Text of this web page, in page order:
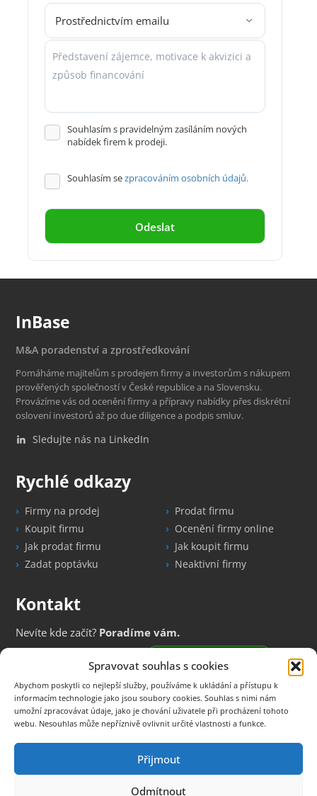
Spravovat souhlas s cookies
Abychom poskytli co nejlepší služby, používáme k ukládání a přístupu k
informacím technologie jako jsou soubory cookies. Souhlas s nimi nám
umožní zpracovávat údaje, jako je chování uživatele při procházení tohoto
webu. Nesouhlas může nepříznivě ovlivnit určité vlastnosti a funkce.
Přijmout
Odmítnout
Souhlasím s pravidelným zasíláním nových
nabídek firem k prodeji.
Souhlasím sezpracováním osobních údajů.
InBase
M&A poradenství a zprostředkování
Pomáháme majitelům s prodejem firmy a investorům s nákupem
prověřených společností v České republice a na Slovensku.
Provázíme vás od ocenění firmy a přípravy nabídky přes diskrétní
oslovení investorů až po due diligence a podpis smluv.
Sledujte nás na LinkedIn
Rychlé odkazy
Firmy na prodej
Prodat firmu
Koupit firmu
Ocenění firmy online
Jak prodat firmu
Jak koupit firmu
Zadat poptávku
Neaktivní firmy
Kontakt
Nevíte kde začít? Poradíme vám.
info@inbase.cz| Brno, Dobrovského 675/4, 612 00
Nové nabídky firem e-mailem
Informace zobrazené na webových stránkách mají pouze informační
Při vyplnění kontaktního formuláře, souhlasíte se